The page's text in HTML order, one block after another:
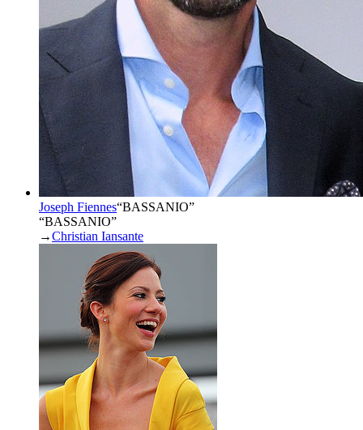
Joseph Fiennes“BASSANIO”
“BASSANIO”
→Christian Iansante